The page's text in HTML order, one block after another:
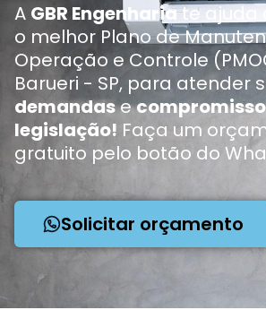
A GBR Engenhariate ajuda
o melhor Plano de
Operação e Controle
Barueri - SP, para atender
demandase
legislação! Faça um
gratuito pelo botão do
Solicitar orçamento